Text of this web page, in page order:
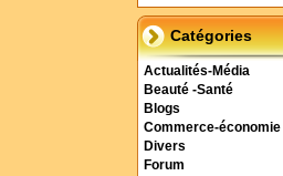
Catégories
Actualités-Média
Beauté -Santé
Blogs
Commerce-économie
Divers
Forum